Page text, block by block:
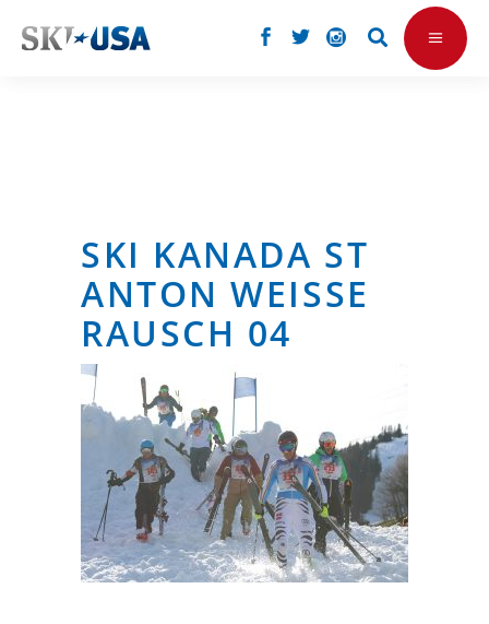
SKI KANADA ST
ANTON WEISSE
RAUSCH 04